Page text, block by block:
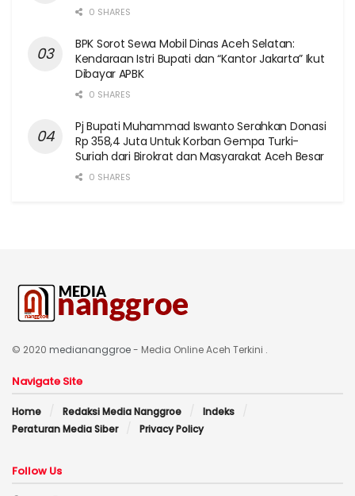
0 SHARES
BPK Sorot Sewa Mobil Dinas Aceh Selatan:
Kendaraan Istri Bupati dan “Kantor Jakarta” Ikut
Dibayar APBK
0 SHARES
Pj Bupati Muhammad Iswanto Serahkan Donasi
Rp 358,4 Juta Untuk Korban Gempa Turki-
Suriah dari Birokrat dan Masyarakat Aceh Besar
0 SHARES
© 2020 mediananggroe- Media Online Aceh Terkini .
Navigate Site
Home Redaksi Media Nanggroe
Indeks
Peraturan Media Siber
Privacy Policy
Follow Us